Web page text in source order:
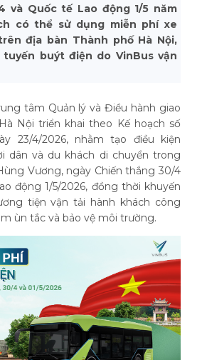
và Quốc tế Lao động 1/5 năm
có thể sử dụng miễn phí xe
địa bàn Thành phố Hà Nội,
buýt điện do VinBus vận
tâm Quản lý và Điều hành giao
Nội triển khai theo Kế hoạch số
23/4/2026, nhằm tạo điều kiện
dân và du khách di chuyển trong
Vương, ngày Chiến thắng 30/4
động 1/5/2026, đồng thời khuyến
tiện vận tải hành khách công
ùn tắc và bảo vệ môi trường.